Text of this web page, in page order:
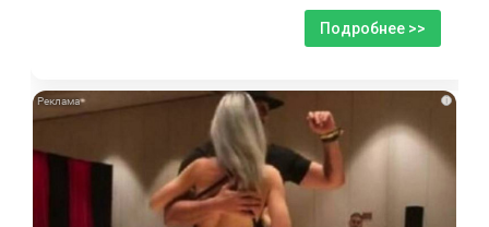
Подробнее >>
i